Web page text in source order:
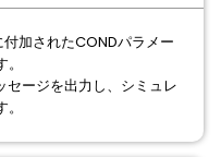
加されたCONDパラメー
セージを出⼒し、シミュレ